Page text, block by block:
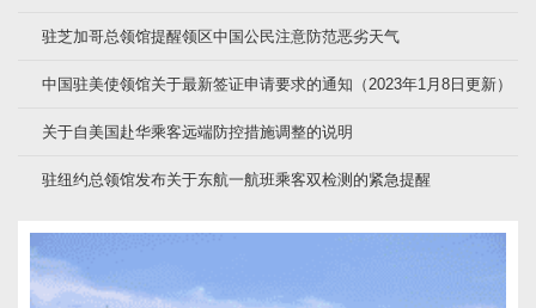
驻芝加哥总领馆提醒领区中国公民注意防范恶劣天气
中国驻美使领馆关于最新签证申请要求的通知（2023年1月8日更新）
关于自美国赴华乘客远端防控措施调整的说明
驻纽约总领馆发布关于东航一航班乘客双检测的紧急提醒